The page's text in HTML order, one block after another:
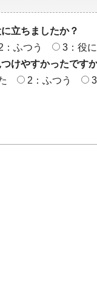
立ちましたか？
：ふつう
3：役
けやすかったです
2：ふつう